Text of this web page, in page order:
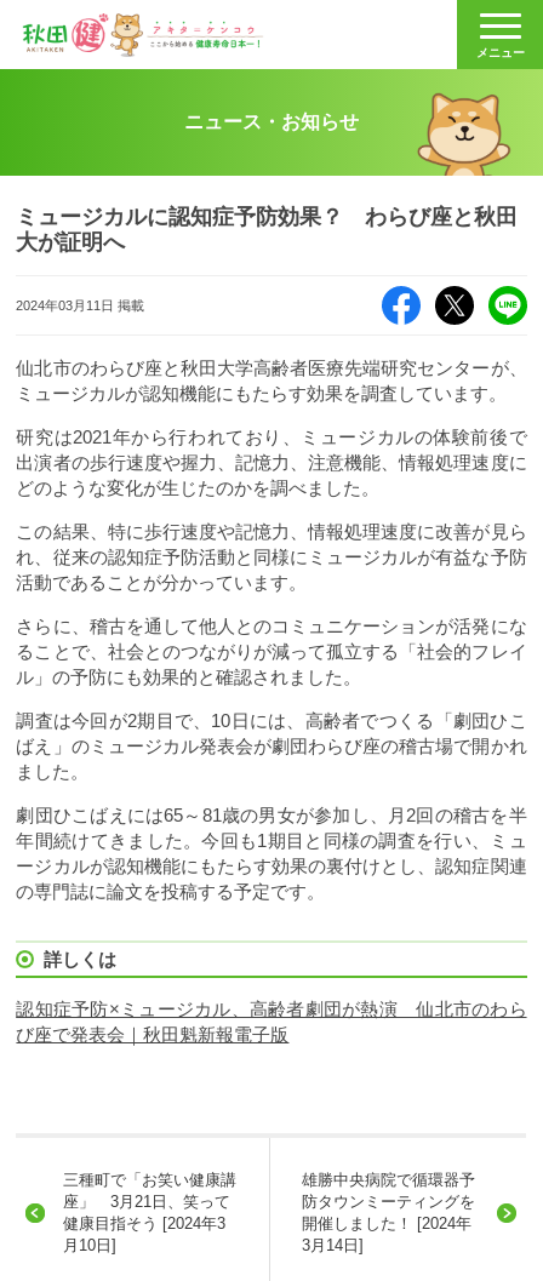
メニュー
ニュース・お知らせ
ミュージカルに認知症予防効果？ わらび座と秋田
大が証明へ
2024年03月11日 掲載
Facebook X（旧
仙北市のわらび座と秋田大学高齢者医療先端研究センターが、
ミュージカルが認知機能にもたらす効果を調査しています。
研究は2021年から行われており、ミュージカルの体験前後で
出演者の歩行速度や握力、記憶力、注意機能、情報処理速度に
どのような変化が生じたのかを調べました。
この結果、特に歩行速度や記憶力、情報処理速度に改善が見ら
れ、従来の認知症予防活動と同様にミュージカルが有益な予防
活動であることが分かっています。
さらに、稽古を通して他人とのコミュニケーションが活発にな
ることで、社会とのつながりが減って孤立する「社会的フレイ
ル」の予防にも効果的と確認されました。
調査は今回が2期目で、10日には、高齢者でつくる「劇団ひこ
ばえ」のミュージカル発表会が劇団わらび座の稽古場で開かれ
ました。
劇団ひこばえには65～81歳の男女が参加し、月2回の稽古を半
年間続けてきました。今回も1期目と同様の調査を行い、ミュ
ージカルが認知機能にもたらす効果の裏付けとし、認知症関連
の専門誌に論文を投稿する予定です。
詳しくは
認知症予防×ミュージカル、高齢者劇団が熱演 仙北市のわら
び座で発表会｜秋田魁新報電子版
三種町で「お笑い健康講
座」 3月21日、笑って
健康目指そう [2024年3
月10日]
雄勝中央病院で循環器予
防タウンミーティングを
開催しました！ [2024年
3月14日]